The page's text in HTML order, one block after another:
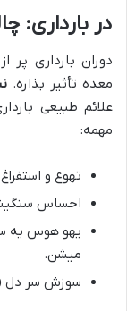
در بارداری:
دوران بارداری
معده تأثیر بذاره.
علائم طبیعی
مهمه:
تهوع و
احساس
یهو هوس یه
میشن.
سوزش سر دل